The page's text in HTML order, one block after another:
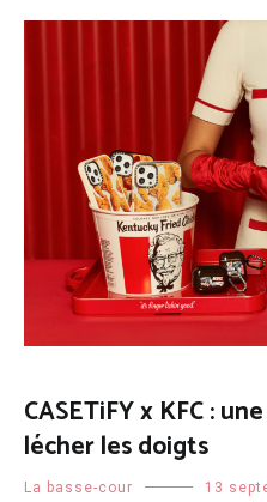
CASETiFY x KFC :
lécher les doigts
La basse-cour 13